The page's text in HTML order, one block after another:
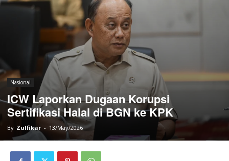
Nasional
ICW Laporkan Dugaan Korupsi
Sertifikasi Halal di BGN ke KPK
By Zulfikar - 13/May/2026